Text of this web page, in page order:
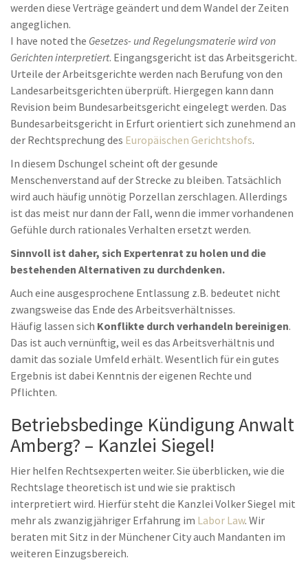
werden diese Verträge geändert und dem Wandel der Zeiten
angeglichen.
I have noted the Gesetzes- und Regelungsmaterie wird von
Gerichten interpretiert. Eingangsgericht ist das Arbeitsgericht.
Urteile der Arbeitsgerichte werden nach Berufung von den
Landesarbeitsgerichten überprüft. Hiergegen kann dann
Revision beim Bundesarbeitsgericht eingelegt werden. Das
Bundesarbeitsgericht in Erfurt orientiert sich zunehmend an
der Rechtsprechung des Europäischen Gerichtshofs.
In diesem Dschungel scheint oft der gesunde
Menschenverstand auf der Strecke zu bleiben. Tatsächlich
wird auch häufig unnötig Porzellan zerschlagen. Allerdings
ist das meist nur dann der Fall, wenn die immer vorhandenen
Gefühle durch rationales Verhalten ersetzt werden.
Sinnvoll ist daher, sich Expertenrat zu holen und die
bestehenden Alternativen zu durchdenken.
Auch eine ausgesprochene Entlassung z.B. bedeutet nicht
zwangsweise das Ende des Arbeitsverhältnisses.
Häufig lassen sich Konflikte durch verhandeln bereinigen.
Das ist auch vernünftig, weil es das Arbeitsverhältnis und
damit das soziale Umfeld erhält. Wesentlich für ein gutes
Ergebnis ist dabei Kenntnis der eigenen Rechte und
Pflichten.
Betriebsbedinge Kündigung Anwalt
Amberg? – Kanzlei Siegel!
Hier helfen Rechtsexperten weiter. Sie überblicken, wie die
Rechtslage theoretisch ist und wie sie praktisch
interpretiert wird. Hierfür steht die Kanzlei Volker Siegel mit
mehr als zwanzigjähriger Erfahrung im Labor Law. Wir
beraten mit Sitz in der Münchener City auch Mandanten im
weiteren Einzugsbereich.